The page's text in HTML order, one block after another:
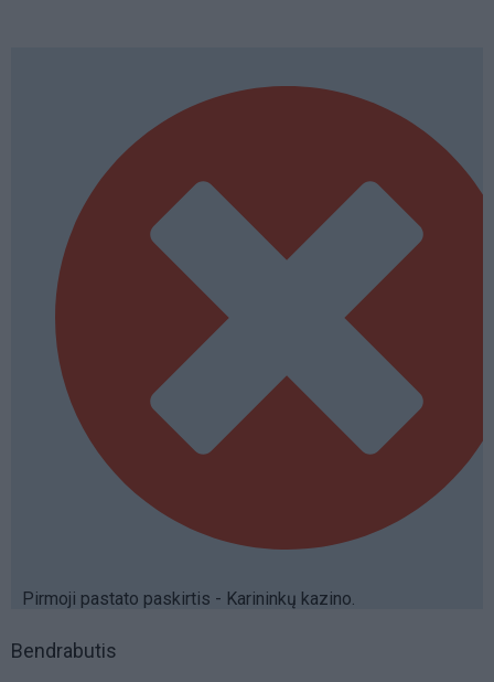
Pirmoji pastato paskirtis - Karininkų kazino.
Bendrabutis